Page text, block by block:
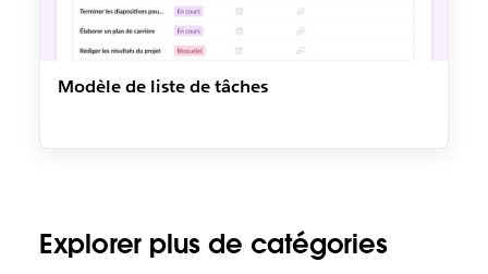
Modèle de liste de tâches
Explorer plus de catégories